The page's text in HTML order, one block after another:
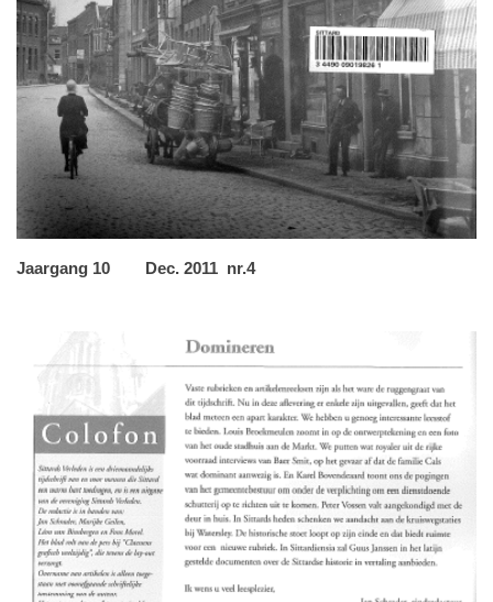
Jaargang 10 Dec. 2011 nr.4